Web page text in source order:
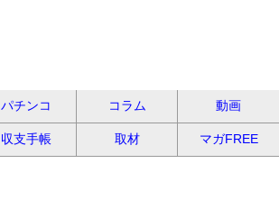
パチンコ コラム 動画
収支手帳 取材 マガFREE